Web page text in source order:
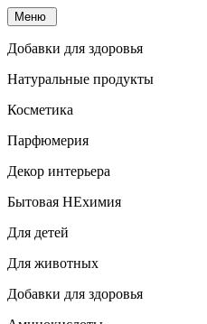
Меню
Добавки для здоровья
Натуральные продукты
Косметика
Парфюмерия
Декор интерьера
Бытовая НЕхимия
Для детей
Для животных
Добавки для здоровья